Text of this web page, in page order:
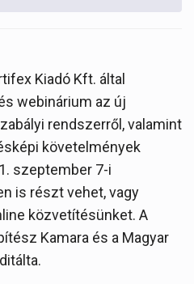
Kiadó Kft. által
webinárium az új
rendszerről, valamint
követelmények
szeptember 7-i
is részt vehet, vagy
közvetítésünket. A
Kamara és a Magyar